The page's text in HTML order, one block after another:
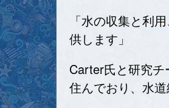
「水の収集と利
供します」
Carter氏と研究
住んでおり、水